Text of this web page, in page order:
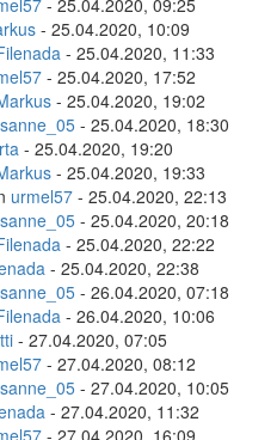
- 25.04.2020, 09:25
- 25.04.2020, 10:09
- 25.04.2020, 11:33
- 25.04.2020, 17:52
- 25.04.2020, 19:02
- 25.04.2020, 18:30
- 25.04.2020, 19:20
- 25.04.2020, 19:33
urmel57 - 25.04.2020, 22:13
- 25.04.2020, 20:18
- 25.04.2020, 22:22
- 25.04.2020, 22:38
- 26.04.2020, 07:18
- 26.04.2020, 10:06
- 27.04.2020, 07:05
- 27.04.2020, 08:12
- 27.04.2020, 10:05
- 27.04.2020, 11:32